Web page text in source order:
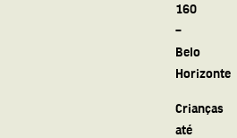
160
–
Belo
Horizonte
Crianças
até